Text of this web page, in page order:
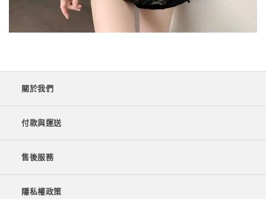
關於我們
付款與運送
售後服務
隱私權政策